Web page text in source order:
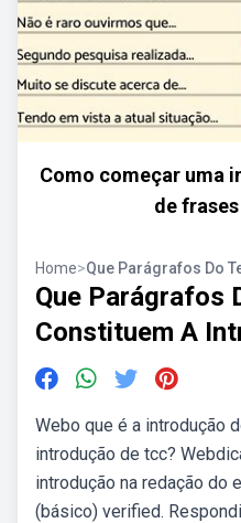
Como começar uma
de
Home>Que Parágrafos Do
Que Parágrafos
Constituem A
Webo que é a introdução
introdução de tcc?
introdução na redação do
(básico) verified.